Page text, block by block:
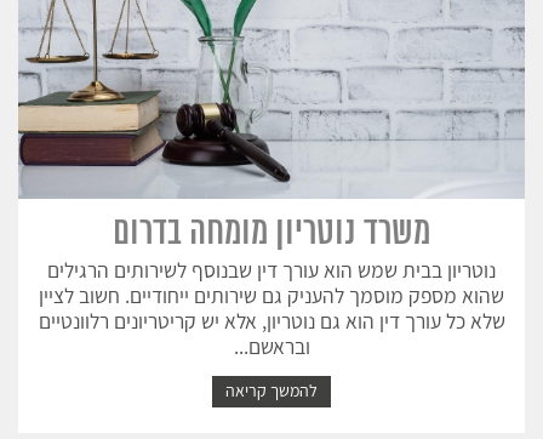
משרד נוטריון מומחה בדרום
נוטריון בבית שמש הוא עורך דין שבנוסף לשירותים הרגילים
שהוא מספק מוסמך להעניק גם שירותים ייחודיים. חשוב לציין
שלא כל עורך דין הוא גם נוטריון, אלא יש קריטריונים רלוונטיים
ובראשם...
להמשך קריאה